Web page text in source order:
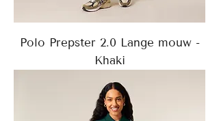
Polo Prepster 2.0 Lange mouw -
Khaki